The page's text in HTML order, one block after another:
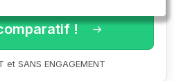
!
et SANS ENGAGEMENT